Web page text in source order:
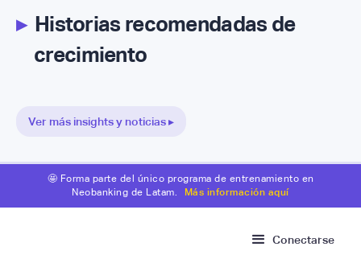
▸Historias recomendadas de
crecimiento
Ver más insights y noticias ▸
🤩 Forma parte del único programa de entrenamiento en
Neobanking de Latam.
Más información aquí
Conectarse